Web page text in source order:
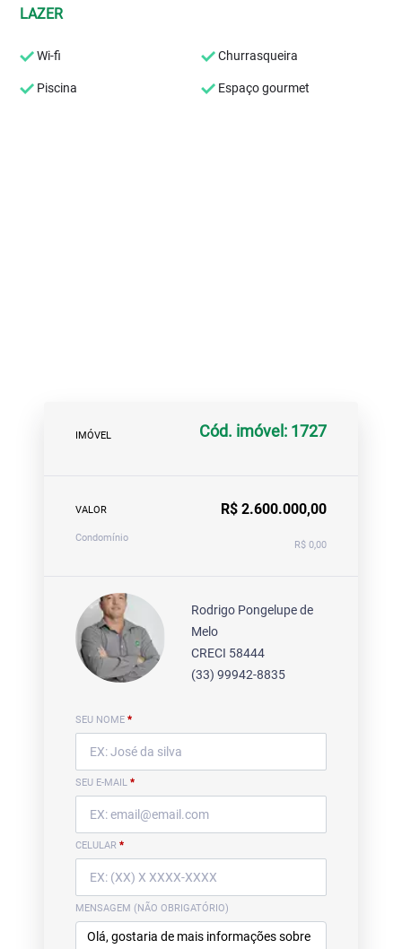
LAZER
Wi-fi Churrasqueira
Piscina Espaço gourmet
IMÓVEL Cód. imóvel: 1727
VALOR R$ 2.600.000,00
Condomínio
R$ 0,00
Rodrigo Pongelupe de
Melo
CRECI 58444
(33) 99942-8835
SEU NOME *
SEU E-MAIL *
CELULAR *
MENSAGEM (NÃO OBRIGATÓRIO)